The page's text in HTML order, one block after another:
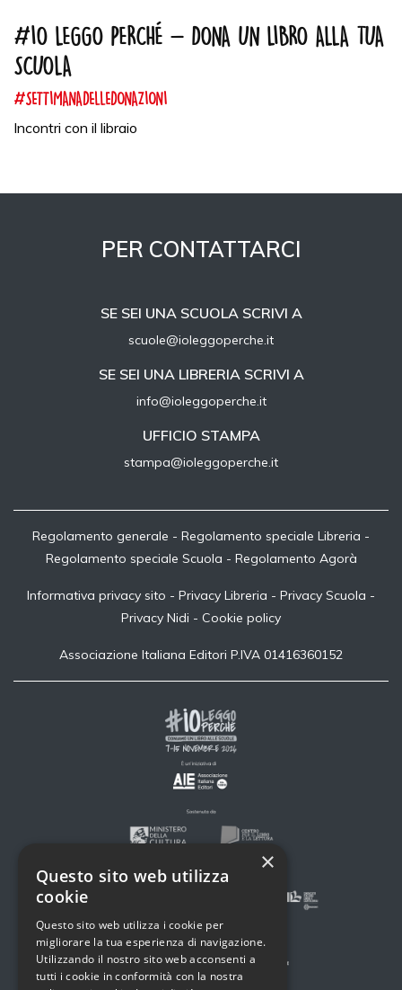
#IO LEGGO PERCHÉ - DONA UN LIBRO ALLA TUA
SCUOLA
#SETTIMANADELLEDONAZIONI
Incontri con il libraio
PER CONTATTARCI
SE SEI UNA SCUOLA SCRIVI A
scuole@ioleggoperche.it
SE SEI UNA LIBRERIA SCRIVI A
info@ioleggoperche.it
UFFICIO STAMPA
stampa@ioleggoperche.it
Regolamento generale - Regolamento speciale Libreria -
Regolamento speciale Scuola - Regolamento Agorà
Informativa privacy sito - Privacy Libreria - Privacy Scuola -
Privacy Nidi - Cookie policy
Associazione Italiana Editori P.IVA 01416360152
×
Questo sito web utilizza
cookie
Questo sito web utilizza i cookie per
migliorare la tua esperienza di navigazione.
Utilizzando il nostro sito web acconsenti a
tutti i cookie in conformità con la nostra